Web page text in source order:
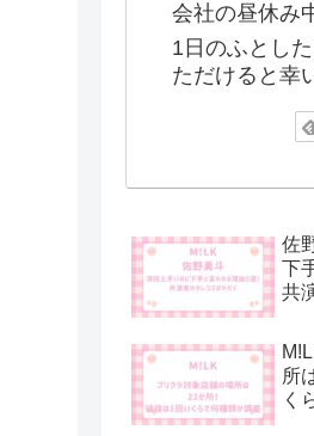
会社の昼休み
1日のふとし
ただけると幸
佐
下
共
所
く